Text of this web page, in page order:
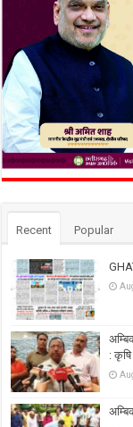
Recent Popular
: